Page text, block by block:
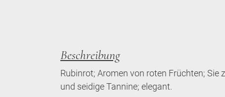
Beschreibung
Rubinrot; Aromen von roten Früchten;
und seidige Tannine; elegant.